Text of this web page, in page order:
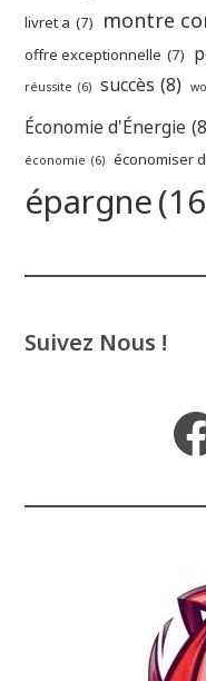
livret a (7) montre
offre exceptionnelle (7)
réussite (6) succès (8)
Économie d'Énergie
économie (6) économiser
épargne
Suivez Nous !